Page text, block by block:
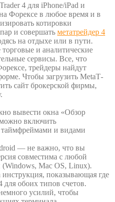
4 для iPhone/iPad и
Форексе в любое время и в
котировки
и совершать метатрейдер 4
на отдыхе или в пути.
и аналитические
сервисы. Все, что
трейдеры найдут
Чтобы загрузить MetaT­
сайт брокерской фирмы,
вывести окна «Обзор
включить
и видами
— не важно, что вы
совместима с любой
Mac OS, Linux).
инструкция, показывающая где
для обоих типов счетов.
усилий, чтобы